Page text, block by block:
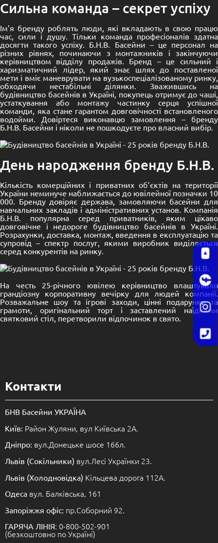
Сильна команда – секрет успіху
Ім’я бренду роблять люди, які вкладають в свою працю
час, сили і душу. Тільки команда професіоналів здатна
досягти такого успіху. Б.Н.В. Басейни – це персонал на
різних рівнях, починаючи з монтажників і закінчуючи
керівництвом відділу продажів. Бренд – це сильний і
харизматичний лідер, який знає шлях до поставленої
мети і вміє маневрувати на вузькоспеціалізованому ринку,
обходячи нестабільні ділянки. Зважившись на
будівництво басейнів в Україні, покупець отримує до чаші,
устаткування або монтажу частинку серця успішної
команди, яка стане гарантом довговічності встановленого
водойми. Довіртеся виконавцю замовлення – бренду
Б.Н.В. Басейни і ніколи не пошкодуєте про власний вибір.
День народження бренду Б.Н.В.
Кількість комерційних і приватних об’єктів на території
України неминуче наближається до ювілейної позначки 10
000. Бренду довіряє держава, замовляючи басейни для
навчальних закладів і адміністративних установ. Компанія
Б.Н.В. популярна серед приватників, яким цікаво
довговічне і недороге будівництво басейнів в Україні.
Розрахунки, доставка, монтаж, введення в експлуатацію та
супровід – спектр послуг, якими виробник виділяється
серед конкурентів на ринку.
На честь 25-річного ювілею керівництво влаштувало
грандіозну корпоративну вечірку для людей компанії.
Розважальне шоу та ігрові заходи, цінні подарунки та
грамоти, оригінальний торт і заставлений наїдками
святковий стіл, перетворили відпочинок в свято.
Контакти
БНВ Басейни УКРАЇНА
Київ: Район Жуляни, вул Київська 2А.
Дніпро: вул.Донецьке шосе 166л.
Львів (Сокільники) вул.Лесі Українки 23.
Львів (Холодновідка) Кільцева дорога 112А.
Одеса вул. Балківська, 161
Запоріжжя офіс: пр.Соборний 92.
ГАРЯЧА ЛІНІЯ: 0-800-502-901
(безкоштовно по Україні)